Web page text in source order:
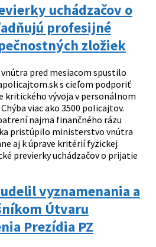
uchádzačov o
profesijné
zložiek
pred mesiacom spustilo
s cieľom podporiť
kritického vývoja v personálnom
viac ako 3500 policajtov.
najmä finančného rázu
pristúpilo ministerstvo vnútra
aj k úprave kritérií fyzickej
previerky uchádzačov o prijatie
vyznamenania a
Útvaru
Prezídia PZ